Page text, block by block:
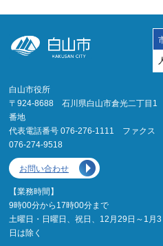
白山市役所
〒924-8688 石川県白山市倉光二丁目1
番地
代表電話番号 076-276-1111 ファクス
076-274-9518
お問い合わせ
【業務時間】
9時00分から17時00分まで
土曜日・日曜日、祝日、12月29日～1月3
日は除く